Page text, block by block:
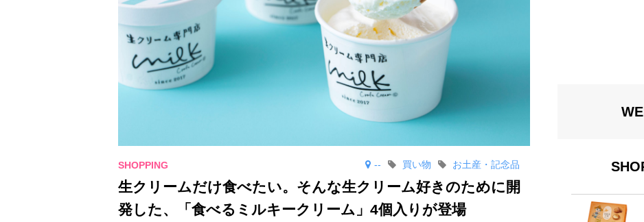
-- お土産・記念品
買い物
生クリームだけ食べたい。そんな生クリーム好きのために開
発した、「食べるミルキークリーム」4個入りが登場